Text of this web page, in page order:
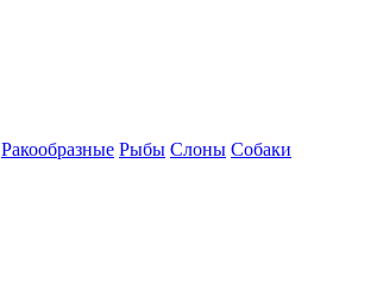
Ракообразные Рыбы Слоны Собаки